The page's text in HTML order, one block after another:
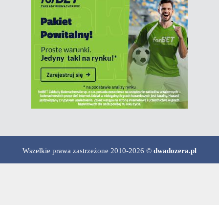
Wszelkie prawa zastrzeżone 2010-2026 © dwadozera.pl